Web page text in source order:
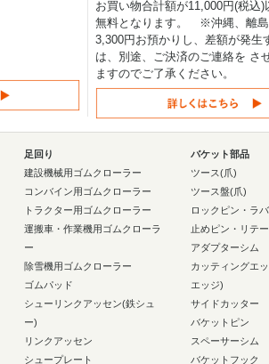
お買い物合計額が11,000円(税込)
無料となります。 ※沖縄、離島
3,300円お預かりし、差額が発生
は、別途、ご決済のご連絡を さ
ますのでご了承ください。
足回り
建設機械用ゴムクローラー
コンバイン用ゴムクローラー
トラクター用ゴムクローラー
運搬車・作業機用ゴムクローラ
ー
除雪機用ゴムクローラー
ゴムパッド
シューリンクアッセン(鉄シュ
ー)
リンクアッセン
シュープレート
バケット部品
ツース(爪)
ツース盤(爪)
ロックピン・ラ
止めピン・リテ
アダプターシム
カッティングエ
エッジ)
サイドカッター
バケットピン
スペーサーシム
バケットフック